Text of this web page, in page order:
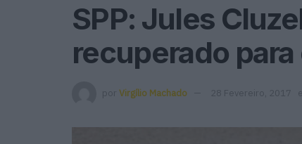
SPP: Jules
recuperado para
por Virgílio Machado 28 Fevereiro, 2017